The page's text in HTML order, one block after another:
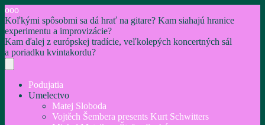
ooo
Koľkými spôsobmi sa dá hrať na gitare? Kam siahajú hranice
experimentu a improvizácie?
Kam ďalej z európskej tradície, veľkolepých koncertných sál
a poriadku kvintakordu?
Podujatia
Umelectvo
Matej Sloboda
Vojtěch Šembera presents Kurt Schwitters